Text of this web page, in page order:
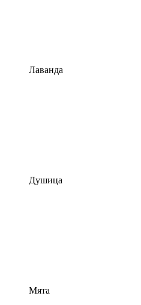
Лаванда
Душица
Мята